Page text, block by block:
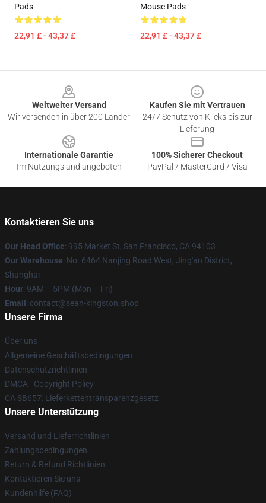
Pads
22,91 £ - 43,37 £
Mouse Pads
22,91 £ - 43,37 £
Weltweiter Versand
Wir versenden in über 200 Länder
Kaufen Sie mit Vertrauen
24/7 Schutz von Klicks bis zur
Lieferung
Internationale Garantie
Im Nutzungsland angeboten
100% Sicherer Checkout
PayPal / MasterCard / Visa
Kontaktieren Sie uns
Our Head Office: 995 Market St, San Francisco, CA 94103
Our Warehouse: No. 6464 Nanjing Road West, Jing'an District,
Shanghai
Hour: 9AM – 5PM (Mon – Fri)
Email : contact@sean-kingston.shop
Unsere Firma
Über uns
Allgemeine Geschäftsbedingungen
Datenschutzrichtlinien
DMCA - Copyright Policy
CA SB657: Lieferkettentransparenzgesetz
Unsere Unterstützung
Versand und Lieferrichtlinien
Zahlungsbedingungen
Return & Refund Richtlinien
Kontaktieren Sie uns
Kundenhilfe (FAQ)